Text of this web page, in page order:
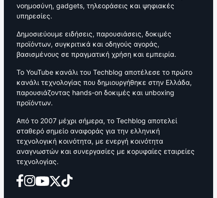
νοημοσύνη, gadgets, τηλεοράσεις και ψηφιακές
υπηρεσίες.
Δημοσιεύουμε ειδήσεις, παρουσιάσεις, δοκιμές
προϊόντων, συγκριτικά και οδηγούς αγοράς,
βασισμένους σε πραγματική χρήση και εμπειρία.
Το YouTube κανάλι του Techblog αποτέλεσε το πρώτο
κανάλι τεχνολογίας που δημιουργήθηκε στην Ελλάδα,
παρουσιάζοντας hands-on δοκιμές και unboxing
προϊόντων.
Από το 2007 μέχρι σήμερα, το Techblog αποτελεί
σταθερό σημείο αναφοράς για την ελληνική
τεχνολογική κοινότητα, με ενεργή κοινότητα
αναγνωστών και συνεργασίες με κορυφαίες εταιρείες
τεχνολογίας.